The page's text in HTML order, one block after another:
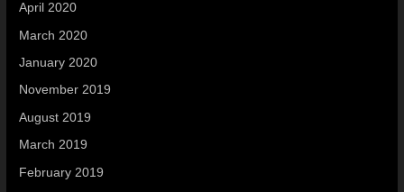
April 2020
March 2020
January 2020
November 2019
August 2019
March 2019
February 2019